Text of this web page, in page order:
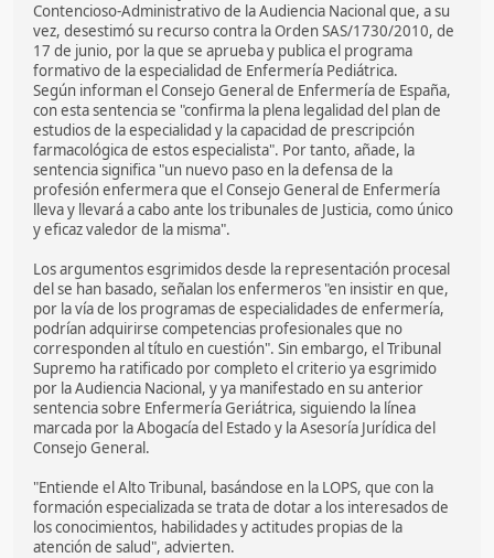
Contencioso-Administrativo de la Audiencia Nacional que, a su
vez, desestimó su recurso contra la Orden SAS/1730/2010, de
17 de junio, por la que se aprueba y publica el programa
formativo de la especialidad de Enfermería Pediátrica.
Según informan el Consejo General de Enfermería de España,
con esta sentencia se "confirma la plena legalidad del plan de
estudios de la especialidad y la capacidad de prescripción
farmacológica de estos especialista". Por tanto, añade, la
sentencia significa "un nuevo paso en la defensa de la
profesión enfermera que el Consejo General de Enfermería
lleva y llevará a cabo ante los tribunales de Justicia, como único
y eficaz valedor de la misma".
Los argumentos esgrimidos desde la representación procesal
del se han basado, señalan los enfermeros "en insistir en que,
por la vía de los programas de especialidades de enfermería,
podrían adquirirse competencias profesionales que no
corresponden al título en cuestión". Sin embargo, el Tribunal
Supremo ha ratificado por completo el criterio ya esgrimido
por la Audiencia Nacional, y ya manifestado en su anterior
sentencia sobre Enfermería Geriátrica, siguiendo la línea
marcada por la Abogacía del Estado y la Asesoría Jurídica del
Consejo General.
"Entiende el Alto Tribunal, basándose en la LOPS, que con la
formación especializada se trata de dotar a los interesados de
los conocimientos, habilidades y actitudes propias de la
atención de salud", advierten.